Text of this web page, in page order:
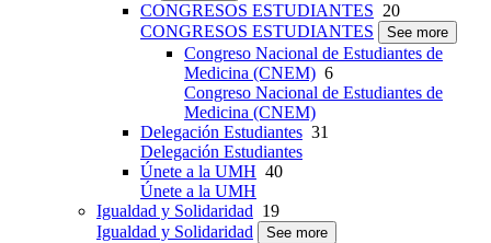
CONGRESOS ESTUDIANTES 20
CONGRESOS ESTUDIANTES
See more
Congreso Nacional de Estudiantes de
Medicina (CNEM) 6
Congreso Nacional de Estudiantes de
Medicina (CNEM)
Delegación Estudiantes 31
Delegación Estudiantes
Únete a la UMH 40
Únete a la UMH
Igualdad y Solidaridad 19
Igualdad y Solidaridad
See more